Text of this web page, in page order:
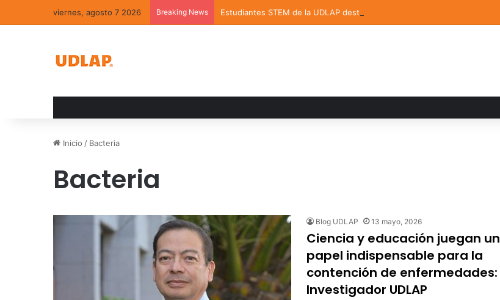
viernes, agosto 7 2026 Breaking News Estudiantes STEM de la UDLAP destacan en el MUTVI 2026
Inicio / Bacteria
Bacteria
Blog UDLAP 13 mayo, 2026
Ciencia y educación juegan un
papel indispensable para la
contención de enfermedades:
Investigador UDLAP